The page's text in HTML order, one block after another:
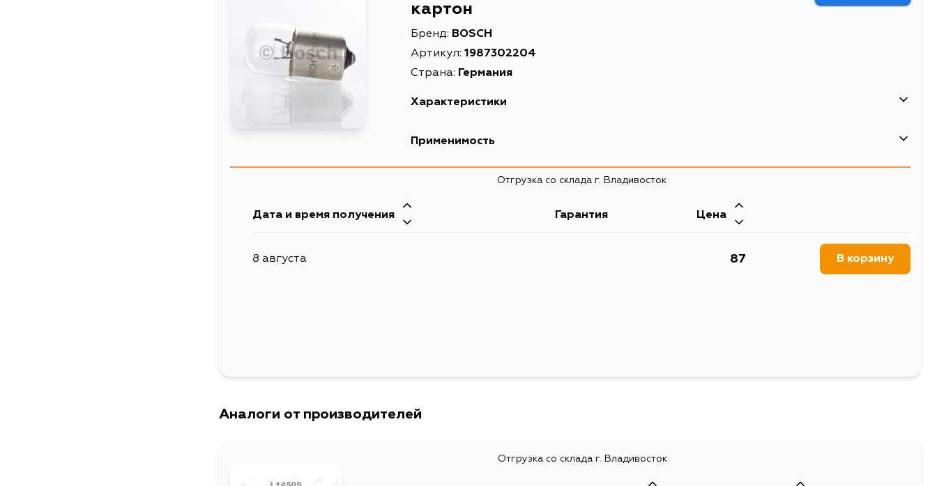
картон
Бренд: BOSCH
Артикул:1987302204
Страна: Германия
Характеристики
EAN-13
22
Применимость
Отгрузка со склада г. Владивосток
Дата и время получения Гарантия Цена
8 августа 87 В корзину
Аналоги от производителей
Отгрузка со склада г. Владивосток